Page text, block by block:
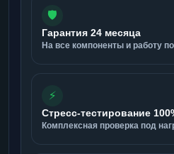
🛡️
Гарантия 24 месяца
На все компоненты и работу
⚡
Стресс-тестирование
Комплексная проверка под